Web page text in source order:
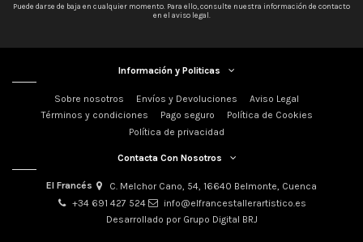
Puede darse de baja en cualquier momento. Para ello, consulte nuestra información de contacto
en el aviso legal.
Información y Politicas
Sobre nosotros Envíos y Devoluciones
Aviso Legal
Términos y condiciones
Pago seguro
Política de Cookies
Política de privacidad
Contacta Con Nosotros
El Francés
C. Melchor Cano, 54, 16640 Belmonte, Cuenca
+34 691 427 524
info@elfrancestallerartistico.es
Desarrollado por Grupo Digital BRJ